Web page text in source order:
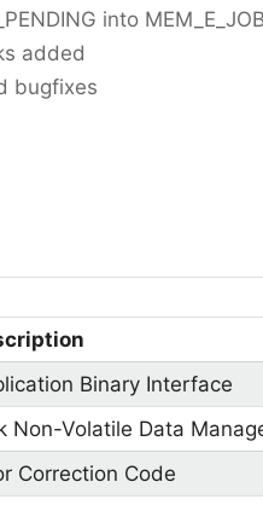
into
added
bugfixes
Binary Interface
Non-Volatile Data
Correction Code